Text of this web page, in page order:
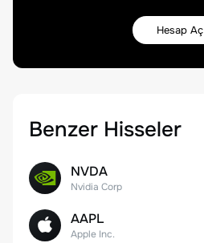
Hesap Aç
Benzer Hisseler
NVDA
Nvidia Corp
AAPL
Apple Inc.